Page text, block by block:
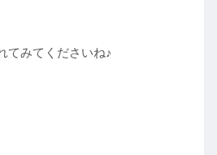
てみてくださいね♪